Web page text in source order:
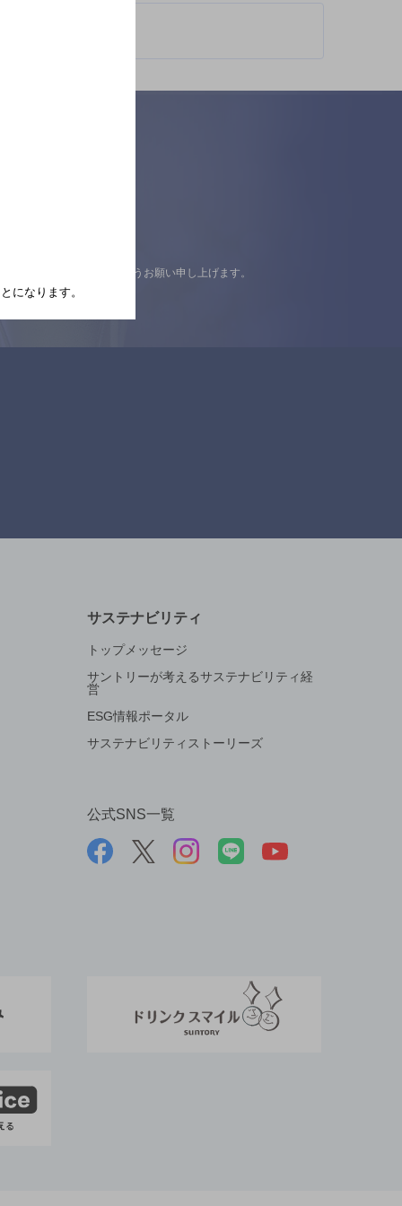
の上ご来店くださいますようお願い申し上げます。
サステナビリティ
トップメッセージ
サントリーが考えるサステナビリティ経
営
ESG情報ポータル
サステナビリティストーリーズ
公式SNS一覧
になります。